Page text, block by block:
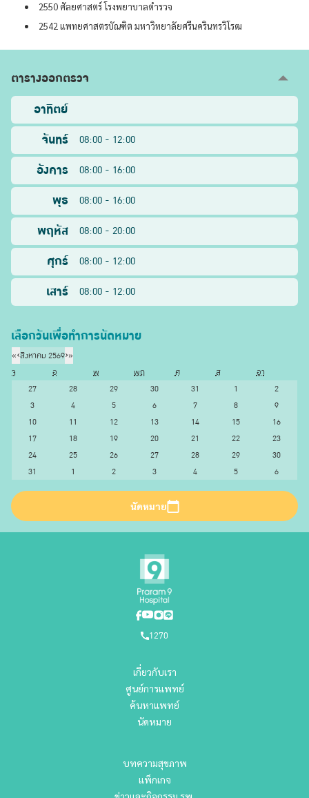
2550 ศัลยศาสตร์ โรงพยาบาลตำรวจ
2542 แพทยศาสตรบัณฑิต มหาวิทยาลัยศรีนครินทรวิโรฒ
ตารางออกตรวจ
อาทิตย์
จันทร์
08:00 - 12:00
อังคาร 08:00 - 16:00
พุธ 08:00 - 16:00
พฤหัส 08:00 - 20:00
ศุกร์ 08:00 - 12:00
เสาร์ 08:00 - 12:00
เลือกวันเพื่อทำการนัดหมาย
«‹สิงหาคม 2569›»
จ
อ พ พฤ ศ ส
อา
27
28 29 30 31 1
2
3
4 5 6 7 8
9
10
11 12 13 14 15
16
17
18 19 20 21 22
23
24
25 26 27 28 29
30
31
1 2 3 4 5 6
นัดหมาย
1270
เกี่ยวกับเรา
ศูนย์การแพทย์
ค้นหาแพทย์
นัดหมาย
บทความสุขภาพ
แพ็กเกจ